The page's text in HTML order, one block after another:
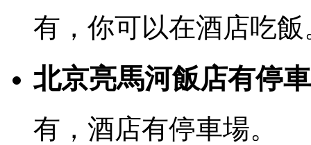
有，你可以在酒店吃飯
北京亮馬河飯店有停
有，酒店有停車場。